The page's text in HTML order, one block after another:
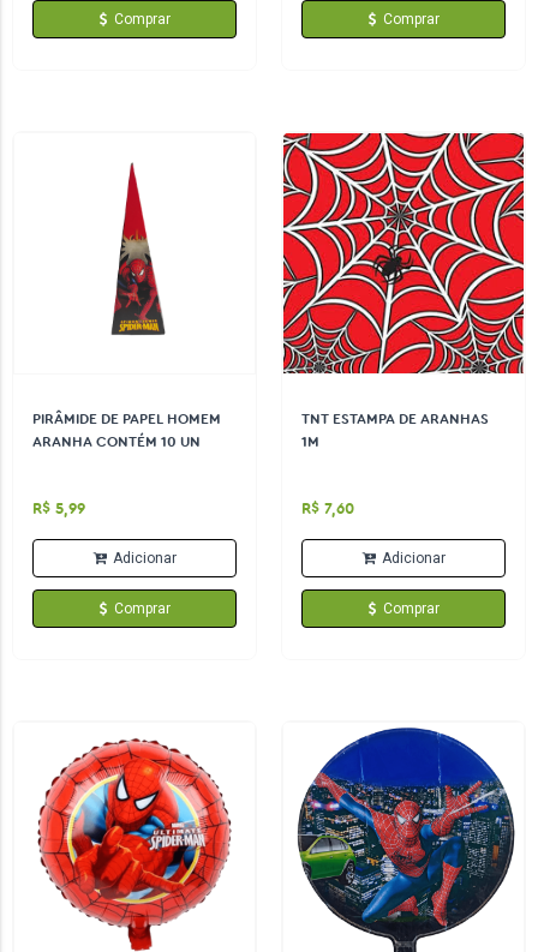
Comprar Comprar
PIRÂMIDE DE PAPEL HOMEM
ARANHA CONTÉM 10 UN
R$ 5,99
Adicionar
Comprar
TNT ESTAMPA DE ARANHAS
1M
R$ 7,60
Adicionar
Comprar